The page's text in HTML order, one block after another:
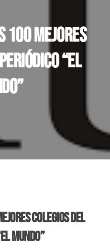
100 mejores
“El
colegios del
Mundo”